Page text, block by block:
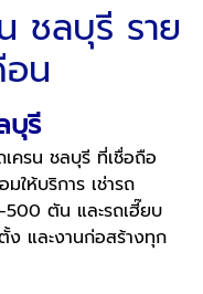
ชลบุรี ราย
น
บุรี
ครน ชลบุรี ที่เชื่อถือ
ให้บริการ เช่ารถ
500 ตัน และรถเฮี๊ยบ
และงานก่อสร้างทุก